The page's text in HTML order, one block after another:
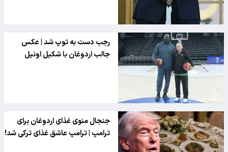
رجب دست به توپ شد | عکس
جالب اردوغان با شکیل اونیل
جنجال منوی غذای اردوغان برای
ترامپ | ترامپ عاشق غذای ترکی شد!